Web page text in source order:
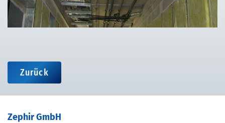
Zurück
Zephir GmbH